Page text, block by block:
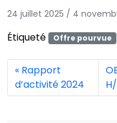
24 juillet 2025 / 4
Étiqueté Offre pourvue
Rapport
d’activité 2024